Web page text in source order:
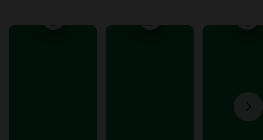
Audio.Vandalismo en San Miguel de